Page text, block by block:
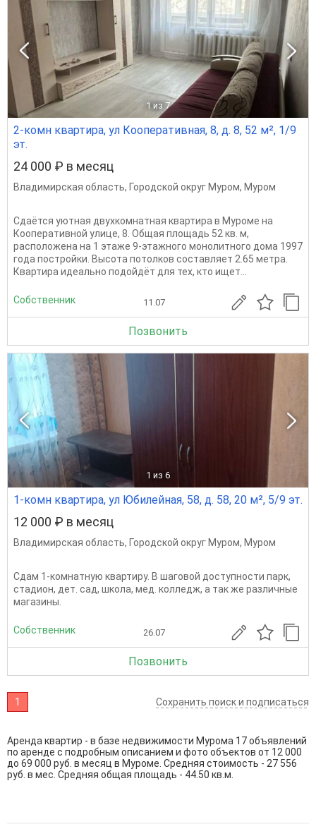
1 из 7
2-комн квартира, ул Кооперативная, 8, д. 8, 52 м², 1/9
эт.
24 000 ₽ в месяц
Владимирская область, Городской округ Муром, Муром
Сдаётся уютная двухкомнатная квартира в Муроме на
Кооперативной улице, 8. Общая площадь 52 кв. м,
расположена на 1 этаже 9-этажного монолитного дома 1997
года постройки. Высота потолков составляет 2.65 метра.
Квартира идеально подойдёт для тех, кто ищет...
Собственник 11.07
Позвонить
1 из 6
1-комн квартира, ул Юбилейная, 58, д. 58, 20 м², 5/9 эт.
12 000 ₽ в месяц
Владимирская область, Городской округ Муром, Муром
Сдам 1-комнатную квартиру. В шаговой доступности парк,
стадион, дет. сад, школа, мед. колледж, а так же различные
магазины.
Собственник 26.07
Позвонить
1 Сохранить поиск и подписаться
Аренда квартир - в базе недвижимости Мурома 17 объявлений
по аренде с подробным описанием и фото объектов от 12 000
до 69 000 руб. в месяц в Муроме. Средняя стоимость - 27 556
руб. в мес. Средняя общая площадь - 44.50 кв.м.